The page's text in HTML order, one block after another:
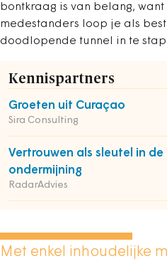
bontkraag is van belang,
medestanders loop je als
doodlopende tunnel in te
Kennispartners
Groeten uit Curaçao
Sira Consulting
Vertrouwen als sleutel in
ondermijning
RadarAdvies
Met enkel inhoudelijke